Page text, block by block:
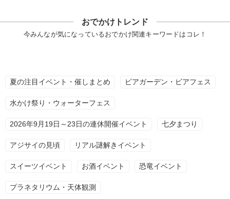
おでかけトレンド
今みんなが気になっているおでかけ関連キーワードはコレ！
夏の注目イベント・催しまとめ ビアガーデン・ビアフェス
水かけ祭り・ウォーターフェス
2026年9月19日～23日の連休開催イベント 七夕まつり
アジサイの見頃 リアル謎解きイベント
スイーツイベント お酒イベント 恐竜イベント
プラネタリウム・天体観測